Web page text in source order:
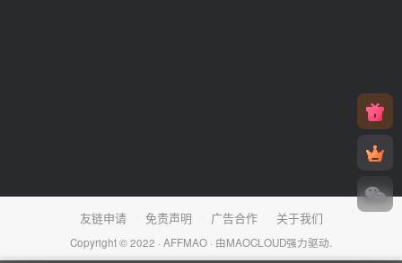
友链申请 免责声明 广告合作 关于我们
Copyright © 2022 · AFFMAO · 由MAOCLOUD强力驱动.